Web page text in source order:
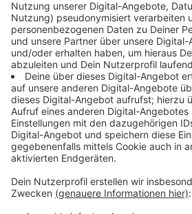
Anzeige
Gesetze sind zu kompliziert
Anzeige
Die direkte Demokratie wird
vergangenen 30 Jahren gab es fast
es könnte noch besser laufen,